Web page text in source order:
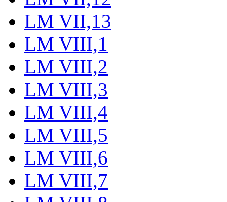
LM VII,13
LM VIII,1
LM VIII,2
LM VIII,3
LM VIII,4
LM VIII,5
LM VIII,6
LM VIII,7